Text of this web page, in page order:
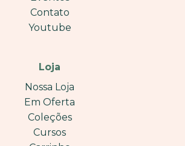
Contato
Youtube
Loja
Nossa Loja
Em Oferta
Coleções
Cursos